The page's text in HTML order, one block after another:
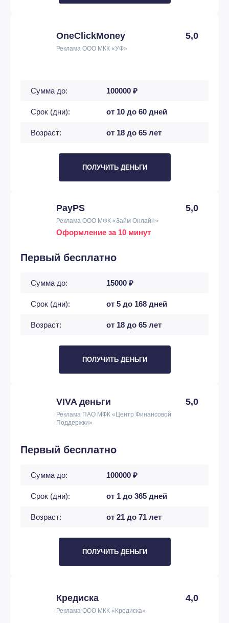
OneClickMoney 5,0
Реклама ООО МКК «УФ»
Сумма до: 100000 ₽
Срок (дни): от 10 до 60 дней
Возраст: от 18 до 65 лет
ПОЛУЧИТЬ ДЕНЬГИ
PayPS 5,0
Реклама ООО МФК «Займ Онлайн»
Оформление за 10 минут
Первый бесплатно
Сумма до: 15000 ₽
Срок (дни): от 5 до 168 дней
Возраст: от 18 до 65 лет
ПОЛУЧИТЬ ДЕНЬГИ
VIVA деньги 5,0
Реклама ПАО МФК «Центр Финансовой
Поддержки»
Первый бесплатно
Сумма до: 100000 ₽
Срок (дни): от 1 до 365 дней
Возраст: от 21 до 71 лет
ПОЛУЧИТЬ ДЕНЬГИ
Кредиска 4,0
Реклама ООО МКК «Кредиска»